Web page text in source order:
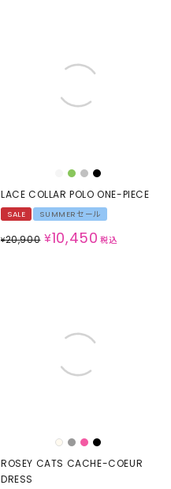
LACE COLLAR POLO ONE-PIECE
SALE SUMMERセール
¥20,900 ¥10,450 税込
ROSEY CATS CACHE-COEUR
DRESS